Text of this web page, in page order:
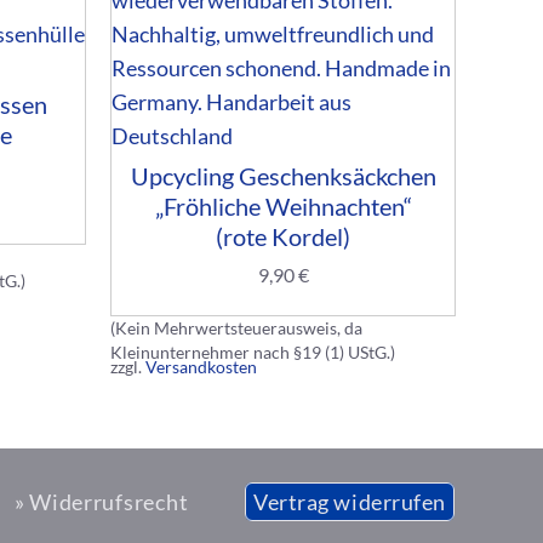
Upcycling Geschenksäckchen
„Fröhliche Weihnachten“
(rote Kordel)
9,90€
(Kein Mehrwertsteuerausweis, da
Kleinunternehmer nach §19 (1) UStG.)
zzgl.Versandkosten
» Widerrufsrecht Vertrag widerrufen